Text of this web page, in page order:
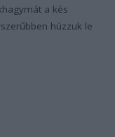
a kés
húzzuk le